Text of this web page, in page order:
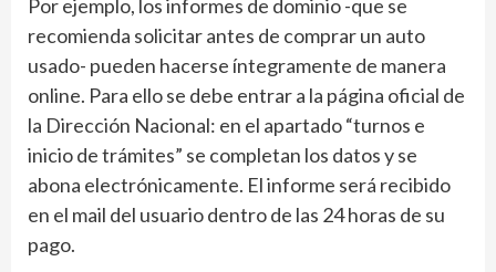
Por ejemplo, los informes de dominio -que se
recomienda solicitar antes de comprar un auto
usado- pueden hacerse íntegramente de manera
online. Para ello se debe entrar a la página oficial de
la Dirección Nacional: en el apartado “turnos e
inicio de trámites” se completan los datos y se
abona electrónicamente. El informe será recibido
en el mail del usuario dentro de las 24 horas de su
pago.